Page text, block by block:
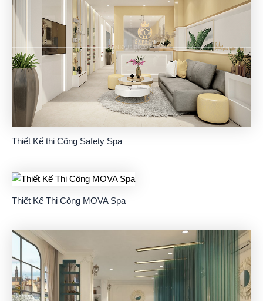
Thiết Kế thi Công Safety Spa
Thiết Kế Thi Công MOVA Spa